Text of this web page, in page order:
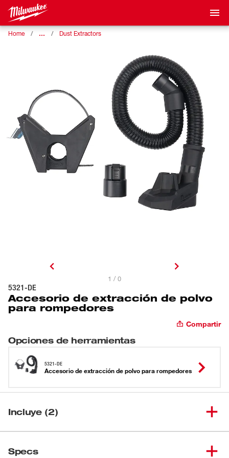
Home … Dust Extractors
1 / 0
5321-DE
Accesorio de extracción de polvo
para rompedores
Compartir
Opciones de herramientas
5321-DE
Accesorio de extracción de polvo para rompedores
Incluye (2)
Specs